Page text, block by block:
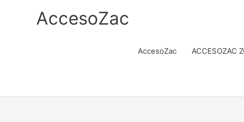
AccesoZac
AccesoZac ACCESOZAC